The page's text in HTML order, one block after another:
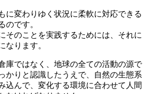
に変わりゆく状況に柔軟に対応できる
のです。
そのことを実践するためには、それに
なります。
庫ではなく、地球の全ての活動の源で
かりと認識したうえで、自然の生態系
込んで、変化する環境に合わせて人間